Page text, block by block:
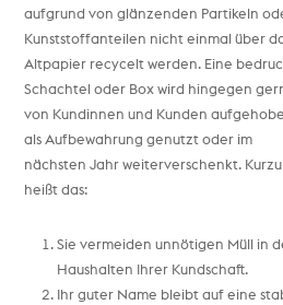
aufgrund von glänzenden Partikeln
Kunststoffanteilen nicht einmal über
Altpapier recycelt werden. Eine
Schachtel oder Box wird hingegen
von Kundinnen und Kunden
als Aufbewahrung genutzt oder im
nächsten Jahr weiterverschenkt.
heißt das:
Sie vermeiden unnötigen Müll in
Haushalten Ihrer Kundschaft.
Ihr guter Name bleibt auf eine